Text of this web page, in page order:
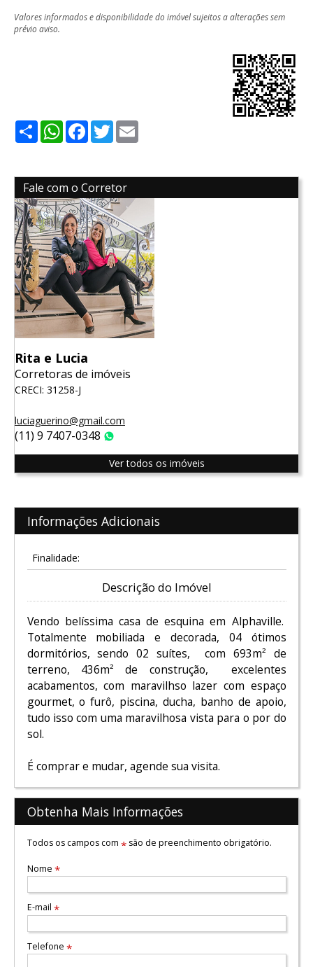
Valores informados e disponibilidade do imóvel sujeitos a alterações sem
prévio aviso.
ShareWhatsApp
Facebook
Twitter
Fale com o Corretor
Rita e Lucia
Corretoras de imóveis
CRECI: 31258-J
luciaguerino@gmail.com
(11) 9 7407-0348
Ver todos os imóveis
Informações Adicionais
Finalidade:
Descrição do Imóvel
Vendo belíssima casa de esquina em Alphaville.
Totalmente mobiliada e decorada, 04 ótimos
dormitórios, sendo 02 suítes, com 693m² de
terreno, 436m² de construção, excelentes
acabamentos, com maravilhso lazer com espaço
gourmet, o furô, piscina, ducha, banho de apoio,
tudo isso com uma maravilhosa vista para o por do
sol.
É comprar e mudar, agende sua visita.
Obtenha Mais Informações
Todos os campos com *são de preenchimento obrigatório.
Nome *
E-mail *
Telefone *